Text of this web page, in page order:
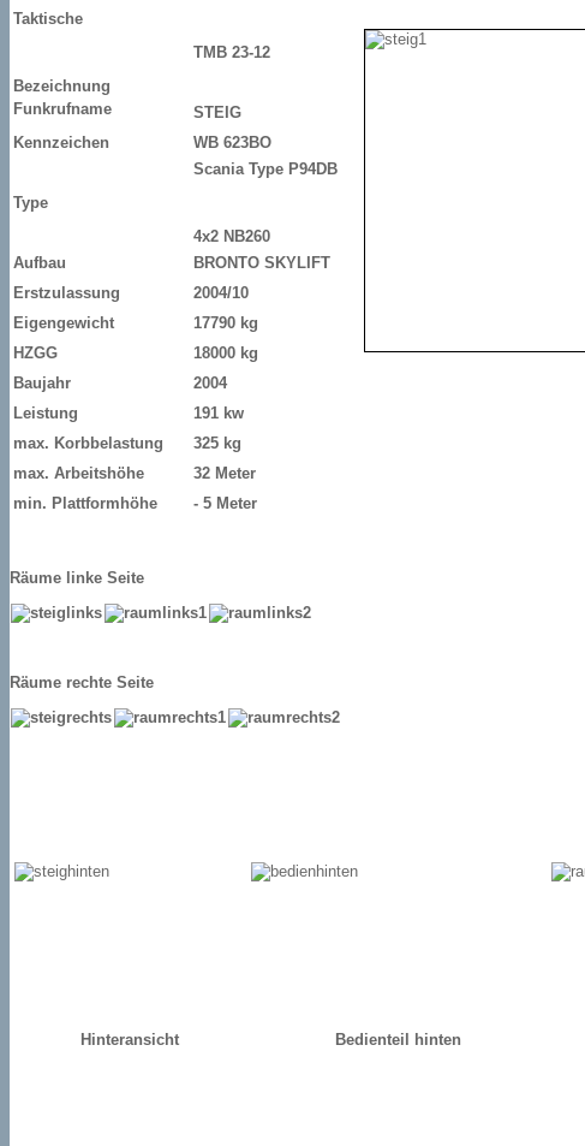
Taktische
Bezeichnung
TMB 23-12
Funkrufname
STEIG
Kennzeichen
WB 623BO
Type
Scania Type P94DB
4x2 NB260
Aufbau
BRONTO SKYLIFT
Erstzulassung
2004/10
Eigengewicht
17790 kg
HZGG
18000 kg
Baujahr
2004
Leistung
191 kw
max. Korbbelastung
325 kg
max. Arbeitshöhe
32 Meter
min. Plattformhöhe
- 5 Meter
Räume linke Seite
Räume rechte Seite
Hinteransicht Bedienteil hinten